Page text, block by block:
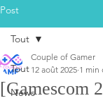
Post
Tout
News
Tout
[Gamescom
Couple of Gamer
12 août 2025 1 min